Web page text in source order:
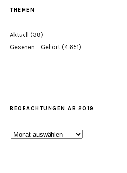
THEMEN
Aktuell
(39)
Gesehen – Gehört (4.651)
BEOBACHTUNGEN AB 2019
Beobachtungen